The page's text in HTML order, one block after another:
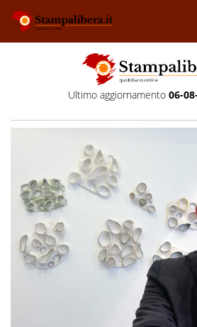
Ultimo aggiornamento 06-